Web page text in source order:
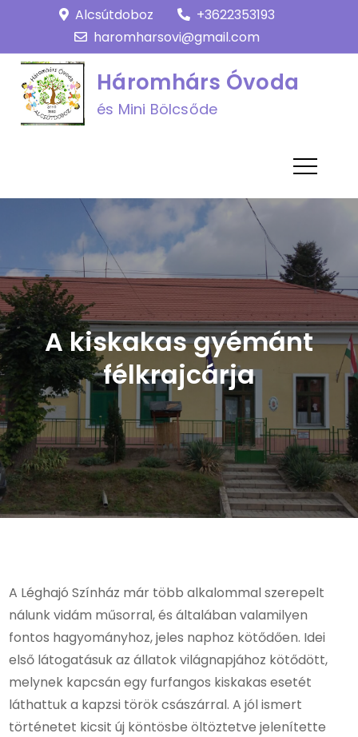
content
Alcsútdoboz
+3622353193
haromharsovi@gmail.com
Háromhárs Óvoda
és Mini Bölcsőde
A kiskakas gyémánt
félkrajcárja
A Léghajó Színház már több alkalommal szerepelt
nálunk vidám műsorral, és általában valamilyen
fontos hagyományhoz, jeles naphoz kötődően. Idei
első látogatásuk az állatok világnapjához kötődött,
melynek kapcsán egy furfangos kiskakas esetét
láthattuk a kapzsi török császárral. A jól ismert
történetet kicsit új köntösbe öltöztetve jelenítette